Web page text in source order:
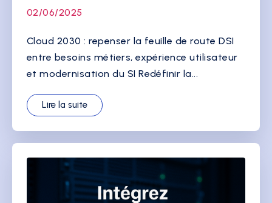
02/06/2025
Cloud 2030 : repenser la feuille de route DSI
entre besoins métiers, expérience utilisateur
et modernisation du SI Redéfinir la...
Lire la suite